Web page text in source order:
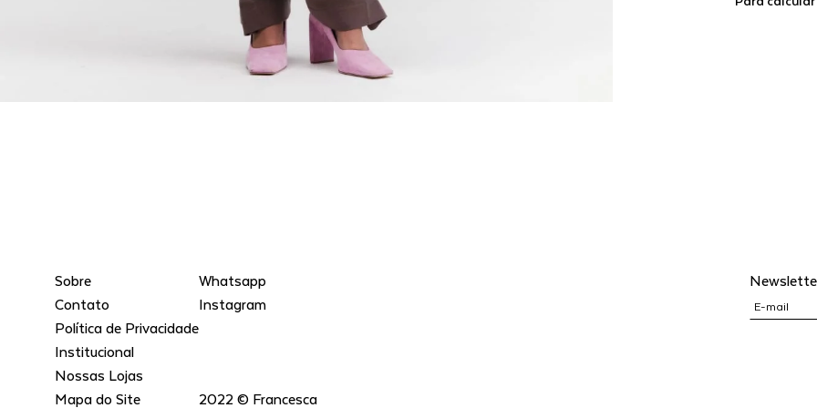
Sobre
Contato
Política de Privacidade
Institucional
Nossas Lojas
Mapa do Site
Whatsapp
Instagram
2022 © Francesca